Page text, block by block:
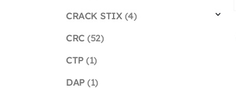
CRACK STIX (4)
CRC (52)
CTP (1)
DAP (1)